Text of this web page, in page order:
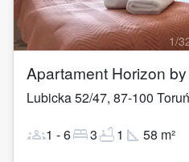
1/
Apartament Horizon
Lubicka 52/47, 87-100 Toruń
groups1 -6bed3bathtub1 square_foot 58 m²